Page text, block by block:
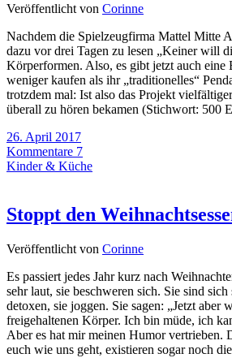
Veröffentlicht von Corinne
Nachdem die Spielzeugfirma Mattel Mitte
dazu vor drei Tagen zu lesen „Keiner will
Körperformen. Also, es gibt jetzt auch
weniger kaufen als ihr „traditionelles“
trotzdem mal: Ist also das Projekt
überall zu hören bekamen (Stichwort:
26. April 2017
Kommentare 7
Kinder & Küche
Stoppt den
Veröffentlicht von Corinne
Es passiert jedes Jahr kurz nach
sehr laut, sie beschweren sich. Sie sind
detoxen, sie joggen. Sie sagen: „Jetzt
freigehaltenen Körper. Ich bin müde, ich
Aber es hat mir meinen Humor vertrieben.
euch wie uns geht, existieren sogar noch